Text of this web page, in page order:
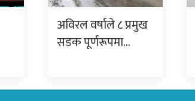
अविरल वर्षाले ८ प्रमुख
सडक पूर्णरूपमा…